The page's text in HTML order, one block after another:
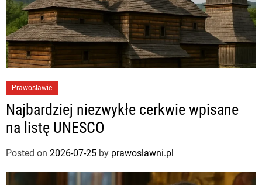
Prawosławie
Najbardziej niezwykłe cerkwie wpisane
na listę UNESCO
Posted on 2026-07-25 by prawoslawni.pl